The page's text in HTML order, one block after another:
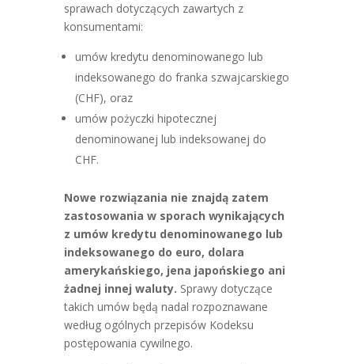
sprawach dotyczących zawartych z
konsumentami:
umów kredytu denominowanego lub
indeksowanego do franka szwajcarskiego
(CHF), oraz
umów pożyczki hipotecznej
denominowanej lub indeksowanej do
CHF.
Nowe rozwiązania nie znajdą zatem
zastosowania w sporach wynikających
z umów kredytu denominowanego lub
indeksowanego do euro, dolara
amerykańskiego, jena japońskiego ani
żadnej innej waluty. Sprawy dotyczące
takich umów będą nadal rozpoznawane
według ogólnych przepisów Kodeksu
postępowania cywilnego.